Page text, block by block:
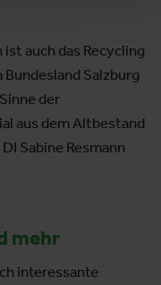
auch das Recycling
Salzburg
der
aus dem Altbestand
Sabine Resmann
mehr
interessante